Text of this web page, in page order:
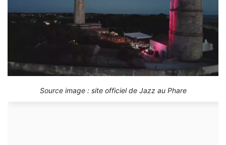
Source image : site officiel de Jazz au Phare